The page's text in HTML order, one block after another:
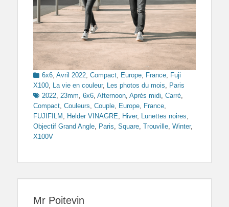
Categories
6x6, Avril 2022, Compact, Europe, France, Fuji
X100, La vie en couleur, Les photos du mois, Paris
2022, 23mm, 6x6, Afternoon, Après midi, Carré,
Compact, Couleurs, Couple, Europe, France,
FUJIFILM , Helder VINAGRE, Hiver, Lunettes noires,
Objectif Grand Angle, Paris, Square, Trouville, Winter,
X100V
Mr Poitevin